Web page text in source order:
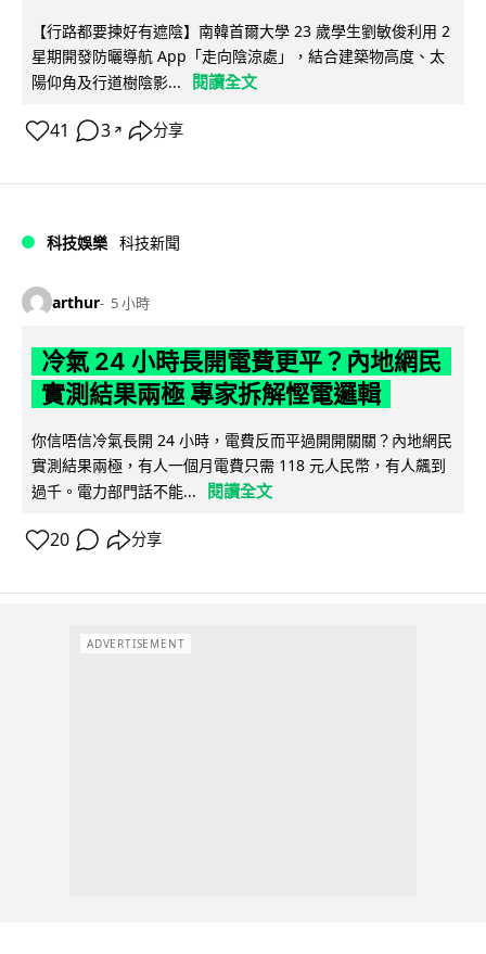
【行路都要揀好有遮陰】南韓首爾大學 23 歲學生劉敏俊利用 2
星期開發防曬導航 App「走向陰涼處」，結合建築物高度、太
陽仰角及行道樹陰影...
閱讀全文
41 3 ↗ 分享
科技娛樂 科技新聞
arthur 5 小時
冷氣 24 小時長開電費更平？內地網民
實測結果兩極 專家拆解慳電邏輯
你信唔信冷氣長開 24 小時，電費反而平過開開關關？內地網民
實測結果兩極，有人一個月電費只需 118 元人民幣，有人飆到
過千。電力部門話不能...
閱讀全文
20 分享
ADVERTISEMENT